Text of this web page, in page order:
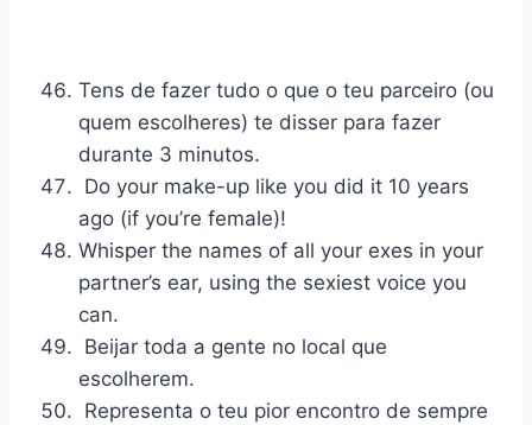
Tens de fazer tudo o que o teu parceiro (ou
quem escolheres) te disser para fazer
durante 3 minutos.
Do your make-up like you did it 10 years
ago (if you’re female)!
Whisper the names of all your exes in your
partner’s ear, using the sexiest voice you
can.
Beijar toda a gente no local que
escolherem.
Representa o teu pior encontro de sempre